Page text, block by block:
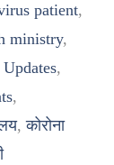
patient,
ministry,
,
,
,कोरोना